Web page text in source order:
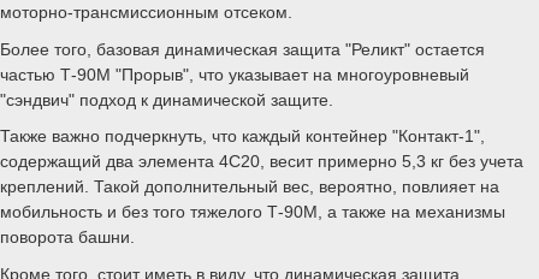
моторно-трансмиссионным отсеком.
Более того, базовая динамическая защита "Реликт" остается
частью Т-90М "Прорыв", что указывает на многоуровневый
"сэндвич" подход к динамической защите.
Также важно подчеркнуть, что каждый контейнер "Контакт-1",
содержащий два элемента 4С20, весит примерно 5,3 кг без учета
креплений. Такой дополнительный вес, вероятно, повлияет на
мобильность и без того тяжелого Т-90М, а также на механизмы
поворота башни.
Кроме того, стоит иметь в виду, что динамическая защита